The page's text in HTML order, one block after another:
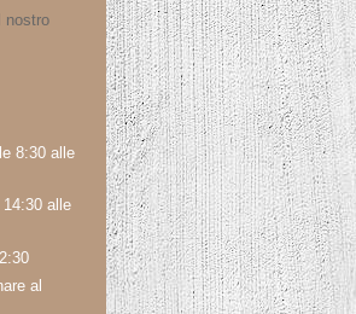
nostro
8:30 alle
alle
al